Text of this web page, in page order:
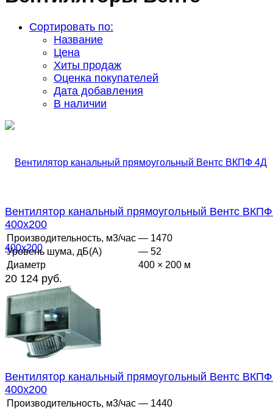
Сортировать по:
Название
Цена
Хиты продаж
Оценка покупателей
Дата добавления
В наличии
избранное сравнить
Вентилятор канальный прямоугольный Вентс
400х200
Производительность, м3/час — 1470
Уровень шума, дБ(А)
— 52
Диаметр
400 × 200 м
20 124 руб.
Вентилятор канальный прямоугольный Вентс
400х200
Производительность, м3/час — 1440